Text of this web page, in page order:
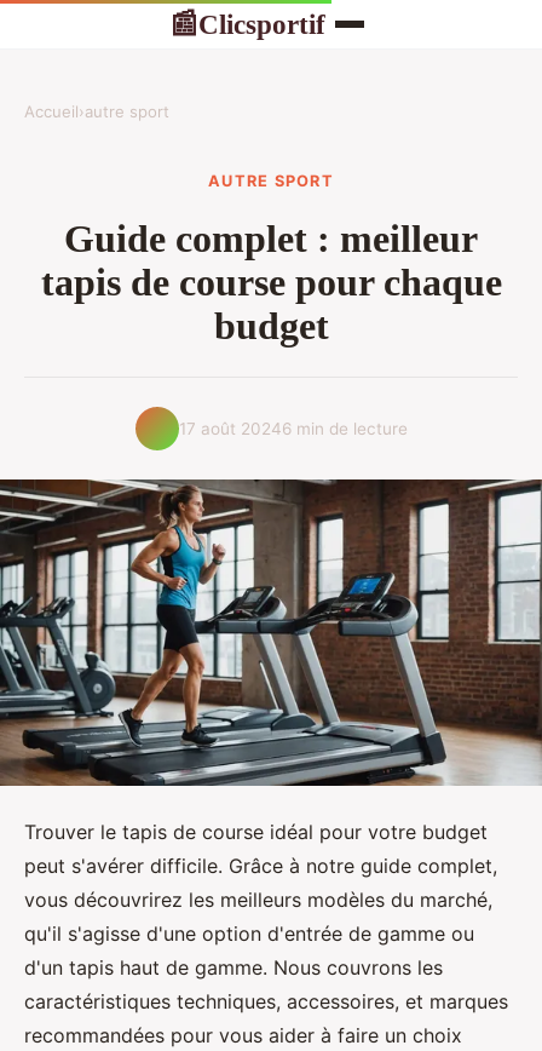
📰Clicsportif
Accueil›autre sport
AUTRE SPORT
Guide complet : meilleur
tapis de course pour chaque
budget
17 août 20246 min de lecture
Trouver le tapis de course idéal pour votre budget
peut s'avérer difficile. Grâce à notre guide complet,
vous découvrirez les meilleurs modèles du marché,
qu'il s'agisse d'une option d'entrée de gamme ou
d'un tapis haut de gamme. Nous couvrons les
caractéristiques techniques, accessoires, et marques
recommandées pour vous aider à faire un choix